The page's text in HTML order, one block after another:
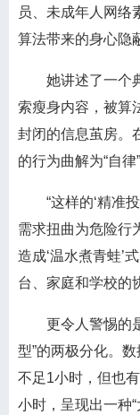
员、未成年人网络
算法带来的身心隐
她讲述了一个典
索瘦身内容，被算
封闭的信息茧房。
的行为曲解为“自律”
“这样的‘精准投
需求扭曲为危险行
造成‘温水煮青蛙’
台、家庭和学校的
更令人警惕的是
型”的两极分化。
不足1小时，但也
小时，呈现出一种